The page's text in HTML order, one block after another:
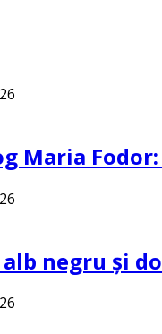
Maria
negru și